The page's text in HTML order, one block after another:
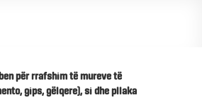
për rrafshim të mureve të
gips, gëlqere), si dhe pllaka